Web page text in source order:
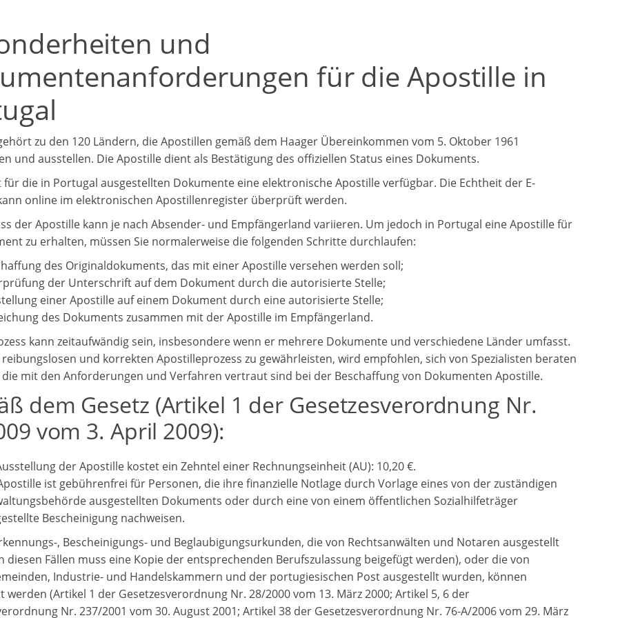
und
für die Apostille in
zu den 120 Ländern, die Apostillen gemäß dem Haager Übereinkommen vom 5. Oktober 1961
und ausstellen. Die Apostille dient als Bestätigung des offiziellen Status eines Dokuments.
für die in Portugal ausgestellten Dokumente eine elektronische Apostille verfügbar. Die Echtheit der E-
online im elektronischen Apostillenregister überprüft werden.
der Apostille kann je nach Absender- und Empfängerland variieren. Um jedoch in Portugal eine Apostille für
zu erhalten, müssen Sie normalerweise die folgenden Schritte durchlaufen:
des Originaldokuments, das mit einer Apostille versehen werden soll;
der Unterschrift auf dem Dokument durch die autorisierte Stelle;
einer Apostille auf einem Dokument durch eine autorisierte Stelle;
des Dokuments zusammen mit der Apostille im Empfängerland.
kann zeitaufwändig sein, insbesondere wenn er mehrere Dokumente und verschiedene Länder umfasst.
und korrekten Apostilleprozess zu gewährleisten, wird empfohlen, sich von Spezialisten beraten
die mit den Anforderungen und Verfahren vertraut sind bei der Beschaffung von Dokumenten Apostille.
dem Gesetz (Artikel 1 der Gesetzesverordnung Nr.
vom 3. April 2009):
der Apostille kostet ein Zehntel einer Rechnungseinheit (AU): 10,20 €.
ist gebührenfrei für Personen, die ihre finanzielle Notlage durch Vorlage eines von der zuständigen
ausgestellten Dokuments oder durch eine von einem öffentlichen Sozialhilfeträger
Bescheinigung nachweisen.
, Bescheinigungs- und Beglaubigungsurkunden, die von Rechtsanwälten und Notaren ausgestellt
diesen Fällen muss eine Kopie der entsprechenden Berufszulassung beigefügt werden), oder die von
Industrie- und Handelskammern und der portugiesischen Post ausgestellt wurden, können
werden (Artikel 1 der Gesetzesverordnung Nr. 28/2000 vom 13. März 2000; Artikel 5, 6 der
Nr. 237/2001 vom 30. August 2001; Artikel 38 der Gesetzesverordnung Nr. 76-A/2006 vom 29. März